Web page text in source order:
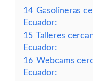
14 Gasolineras
Ecuador:
15 Talleres
Ecuador:
16 Webcams
Ecuador: